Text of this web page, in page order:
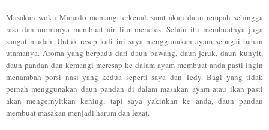
Masakan woku Manado memang terkenal, sarat akan daun rempah sehingga
rasa dan aromanya membuat air liur menetes. Selain itu membuatnya juga
sangat mudah. Untuk resep kali ini saya menggunakan ayam sebagai bahan
utamanya. Aroma yang berpadu dari daun bawang, daun jeruk, daun kunyit,
daun pandan dan kemangi meresap ke dalam ayam membuat anda pasti ingin
menambah porsi nasi yang kedua seperti saya dan Tedy. Bagi yang tidak
pernah menggunakan daun pandan di dalam masakan ayam atau ikan pasti
akan mengernyitkan kening, tapi saya yakinkan ke anda, daun pandan
membuat masakan menjadi harum dan lezat.